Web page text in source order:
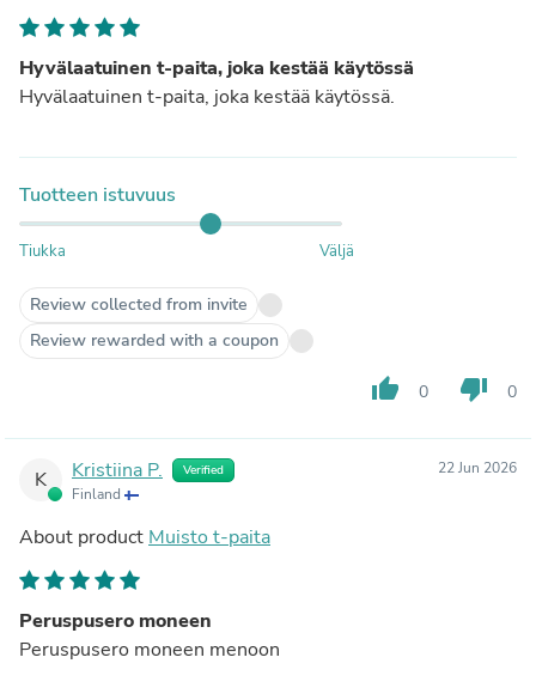
Hyvälaatuinen t-paita, joka kestää käytössä
Hyvälaatuinen t-paita, joka kestää käytössä.
Tuotteen istuvuus
Tiukka Väljä
Review collected from invite
Review rewarded with a coupon
thumb_up 0 thumb_down 0
K Kristiina P. Verified
Finland
22 Jun 2026
About product Muisto t-paita
Peruspusero moneen
Peruspusero moneen menoon